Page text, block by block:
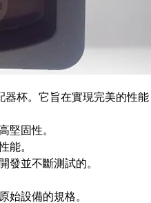
器杯。它旨在實現完美的性能
堅固性。
能。
發並不斷測試的。
始設備的規格。